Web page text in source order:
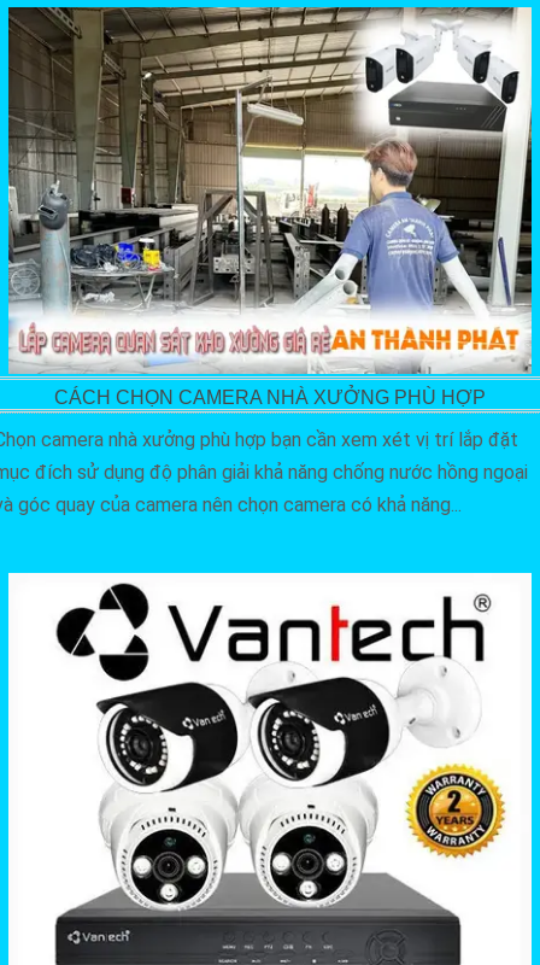
CÁCH CHỌN CAMERA NHÀ XƯỞNG PHÙ HỢP
camera nhà xưởng phù hợp bạn cần xem xét vị trí lắp đặt
đích sử dụng độ phân giải khả năng chống nước hồng ngoại
góc quay của camera nên chọn camera có khả năng...